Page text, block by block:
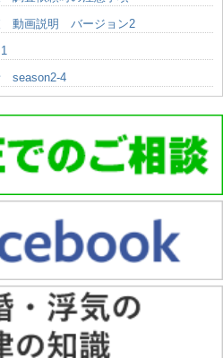
動画説明 バージョン2
season2-4